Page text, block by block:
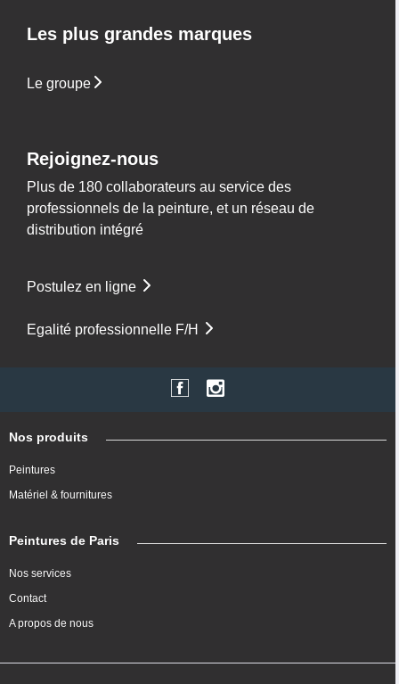
Les plus grandes marques
Le groupe
Rejoignez-nous
Plus de 180 collaborateurs au service des
professionnels de la peinture, et un réseau de
distribution intégré
Postulez en ligne
Egalité professionnelle F/H
Nos produits
Peintures
Matériel & fournitures
Peintures de Paris
Nos services
Contact
A propos de nous